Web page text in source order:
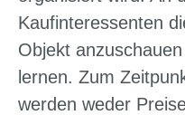
Kaufinteressenten
Objekt
lernen. Zum
werden weder